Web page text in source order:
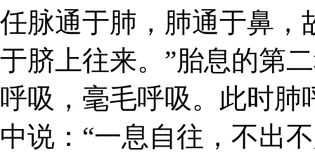
任脉通于肺，肺通于鼻，
于脐上往来。”胎息的第
呼吸，毫毛呼吸。此时肺
中说：“一息自往，不出